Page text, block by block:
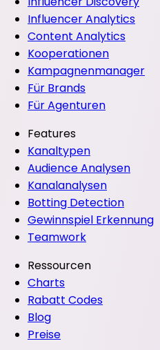
Influencer Analytics
Content Analytics
Kooperationen
Kampagnenmanager
Für Brands
Für Agenturen
Features
Kanaltypen
Audience Analysen
Kanalanalysen
Botting Detection
Gewinnspiel Erkennung
Teamwork
Ressourcen
Charts
Rabatt Codes
Blog
Preise